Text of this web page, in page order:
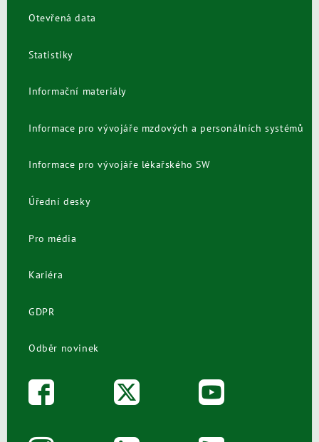
Otevřená data
Statistiky
Informační materiály
Informace pro vývojáře mzdových a personálních systémů
Informace pro vývojáře lékařského SW
Úřední desky
Pro média
Kariéra
GDPR
Odběr novinek